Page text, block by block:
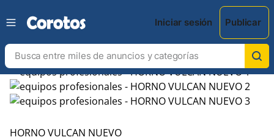
Iniciar sesión Publicar
HORNO VULCAN NUEVO